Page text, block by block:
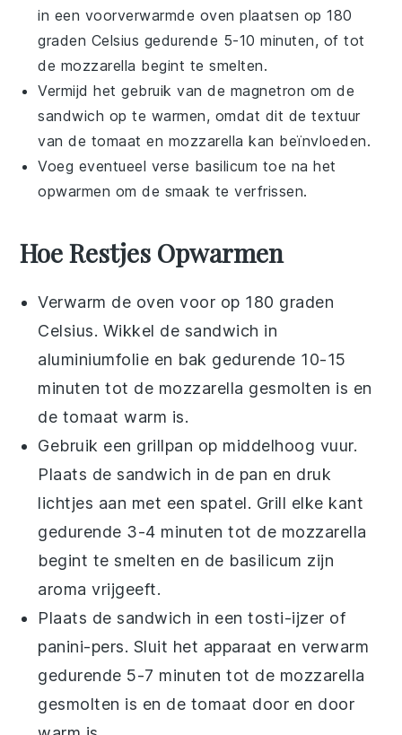
in een voorverwarmde oven plaatsen op 180
graden Celsius gedurende 5-10 minuten, of tot
de mozzarella begint te smelten.
Vermijd het gebruik van de magnetron om de
sandwich op te warmen, omdat dit de textuur
van de tomaat en mozzarella kan beïnvloeden.
Voeg eventueel verse basilicum toe na het
opwarmen om de smaak te verfrissen.
Hoe Restjes Opwarmen
Verwarm de oven voor op 180 graden
Celsius. Wikkel de sandwich in
aluminiumfolie en bak gedurende 10-15
minuten tot de mozzarella gesmolten is en
de tomaat warm is.
Gebruik een grillpan op middelhoog vuur.
Plaats desandwich in de pan en druk
lichtjes aan met een spatel. Grill elke kant
gedurende 3-4 minuten tot de mozzarella
begint te smelten en de basilicum zijn
aroma vrijgeeft.
Plaats desandwich in een tosti-ijzer of
panini-pers. Sluit het apparaat en verwarm
gedurende 5-7 minuten tot de mozzarella
gesmolten is en de tomaat door en door